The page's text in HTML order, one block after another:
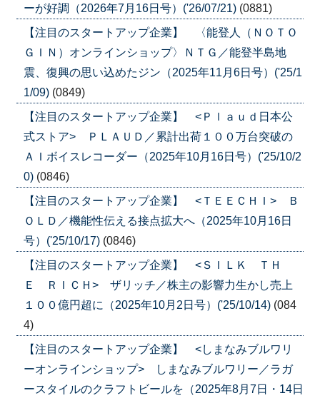
ーが好調（2026年7月16日号）('26/07/21) (0881)
【注目のスタートアップ企業】 〈能登人（ＮＯＴＯ
ＧＩＮ）オンラインショップ〉ＮＴＧ／能登半島地
震、復興の思い込めたジン（2025年11月6日号）('25/1
1/09) (0849)
【注目のスタートアップ企業】 <Ｐｌａｕｄ日本公
式ストア> ＰＬＡＵＤ／累計出荷１００万台突破の
ＡＩボイスレコーダー（2025年10月16日号）('25/10/2
0) (0846)
【注目のスタートアップ企業】 <ＴＥＥＣＨＩ> Ｂ
ＯＬＤ／機能性伝える接点拡大へ（2025年10月16日
号）('25/10/17) (0846)
【注目のスタートアップ企業】 <ＳＩＬＫ ＴＨ
Ｅ ＲＩＣＨ> ザリッチ／株主の影響力生かし売上
１００億円超に（2025年10月2日号）('25/10/14) (084
4)
【注目のスタートアップ企業】 <しまなみブルワリ
ーオンラインショップ> しまなみブルワリー／ラガ
ースタイルのクラフトビールを（2025年8月7日・14日